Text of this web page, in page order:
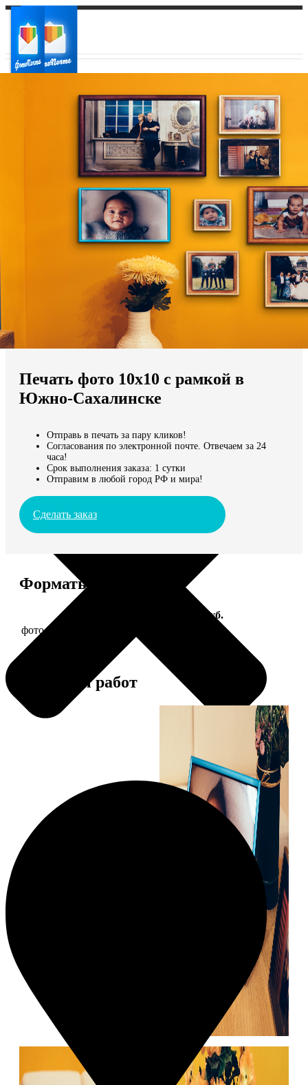
Ваш регион доставки
Выберите из списка:
Мы доставляем по всему миру
Продолжить без города
Печать фото 10х10 с рамкой в
Южно-Сахалинске
Отправь в печать за пару кликов!
Согласования по электронной почте. Отвечаем за 24
часа!
Срок выполнения заказа: 1 сутки
Отправим в любой город РФ и мира!
Сделать заказ
Форматы и цены
Цена, руб.
фото 10х10 в деревянной рамке
Примеры работ